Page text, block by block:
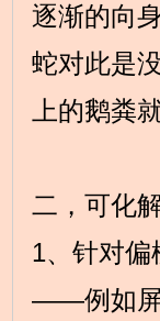
逐渐的向
蛇对此是
上的鹅粪
二，可化
1、针对
——例如屏